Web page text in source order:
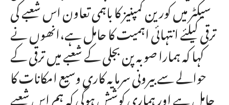
سیکٹر میں کورین کمپنیز کا باہمی تعاون اس شعبے کی
ترقی کیلئے انتہائی اہمیت کا حامل ہے،انھوں نے
کہا کہ ہمارا صوبہ پن بجلی کے شعبے میں ترقی کے
حوالے سے بیرونی سرمایہ کاری وسیع امکانات کا
حامل ہے اور ہماری کوشش ہوگی کہ ہم اس شعبے